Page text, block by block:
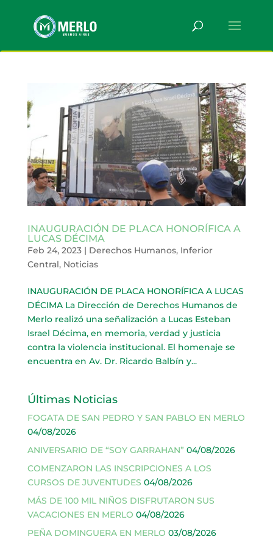
INAUGURACIÓN DE PLACA HONORÍFICA A
LUCAS DÉCIMA
Feb 24, 2023| Derechos Humanos, Inferior
Central, Noticias
INAUGURACIÓN DE PLACA HONORÍFICA A LUCAS
DÉCIMA La Dirección de Derechos Humanos de
Merlo realizó una señalización a Lucas Esteban
Israel Décima, en memoria, verdad y justicia
contra la violencia institucional. El homenaje se
encuentra en Av. Dr. Ricardo Balbín y...
Últimas Noticias
FOGATA DE SAN PEDRO Y SAN PABLO EN MERLO
04/08/2026
ANIVERSARIO DE “SOY GARRAHAN” 04/08/2026
COMENZARON LAS INSCRIPCIONES A LOS
CURSOS DE JUVENTUDES 04/08/2026
MÁS DE 100 MIL NIÑOS DISFRUTARON SUS
VACACIONES EN MERLO 04/08/2026
PEÑA DOMINGUERA EN MERLO 03/08/2026